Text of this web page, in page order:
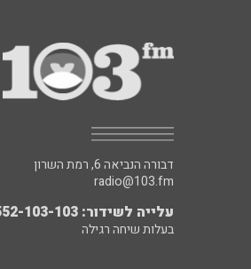
דבורה הנביאה 6, רמת השרון
radio@103.fm
עלייה לשידור: 0552-103-103
בעלות שיחה רגילה